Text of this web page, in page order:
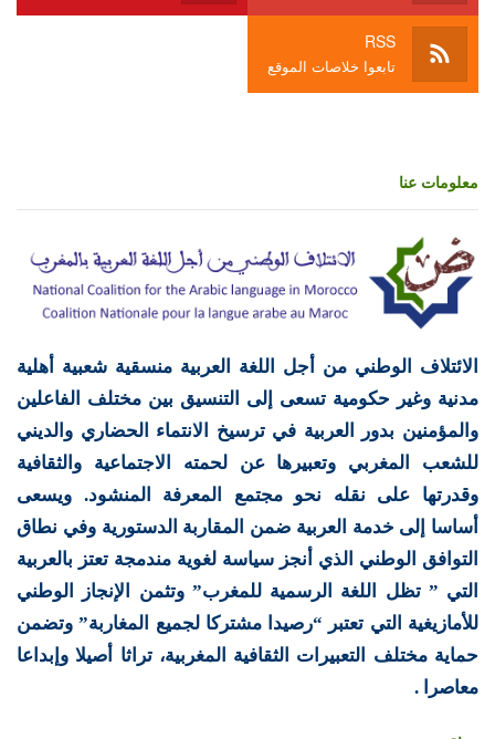
RSS
تابعوا خلاصات الموقع
معلومات عنا
الائتلاف الوطني من أجل اللغة العربية منسقية شعبية أهلية
مدنية وغير حكومية تسعى إلى التنسيق بين مختلف الفاعلين
والمؤمنين بدور العربية في ترسيخ الانتماء الحضاري والديني
للشعب المغربي وتعبيرها عن لحمته الاجتماعية والثقافية
وقدرتها على نقله نحو مجتمع المعرفة المنشود. ويسعى
أساسا إلى خدمة العربية ضمن المقاربة الدستورية وفي نطاق
التوافق الوطني الذي أنجز سياسة لغوية مندمجة تعتز بالعربية
التي ” تظل اللغة الرسمية للمغرب” وتثمن الإنجاز الوطني
للأمازيغية التي تعتبر “رصيدا مشتركا لجميع المغاربة” وتضمن
حماية مختلف التعبيرات الثقافية المغربية، تراثا أصيلا وإبداعا
معاصرا .